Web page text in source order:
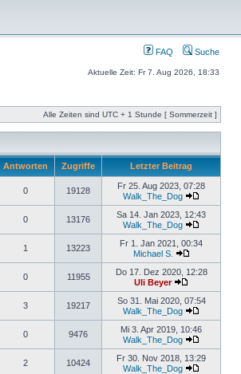
FAQ Suche
Aktuelle Zeit: Fr 7. Aug 2026, 18:33
Alle Zeiten sind UTC + 1 Stunde [ Sommerzeit ]
Antworten Zugriffe Letzter Beitrag
0 19128
Fr 25. Aug 2023, 07:28
Walk_The_Dog
0 13176
Sa 14. Jan 2023, 12:43
Walk_The_Dog
1 13223
Fr 1. Jan 2021, 00:34
Michael S.
0 11955
Do 17. Dez 2020, 12:28
Uli Beyer
3 19217
So 31. Mai 2020, 07:54
Walk_The_Dog
0 9476
Mi 3. Apr 2019, 10:46
Walk_The_Dog
2 10424
Fr 30. Nov 2018, 13:29
Walk_The_Dog